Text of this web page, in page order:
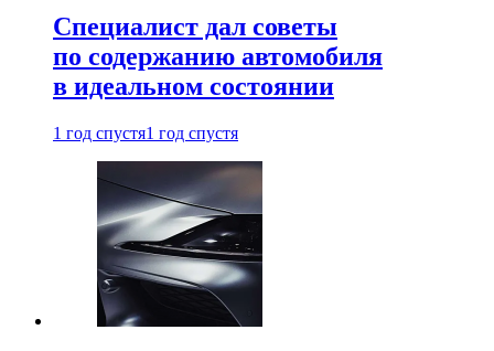
Специалист дал советы
по содержанию автомобиля
в идеальном состоянии
1 год спустя1 год спустя